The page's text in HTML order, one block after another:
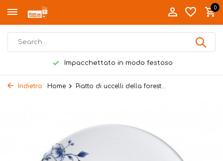
0
Impacchettato in modo festoso
Indietro Home Piatto di uccelli della forest...